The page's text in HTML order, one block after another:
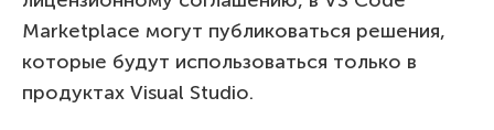
Marketplace могут публиковаться решения,
которые будут использоваться только в
продуктах Visual Studio.